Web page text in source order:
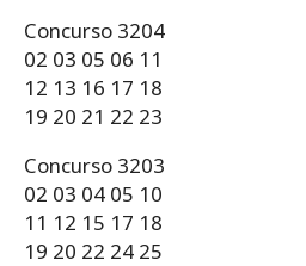
Concurso 3204
02 03 05 06 11
12 13 16 17 18
19 20 21 22 23
Concurso 3203
02 03 04 05 10
11 12 15 17 18
19 20 22 24 25